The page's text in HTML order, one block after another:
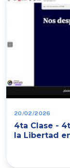
20/02/2026
4ta Clase -
la Libertad